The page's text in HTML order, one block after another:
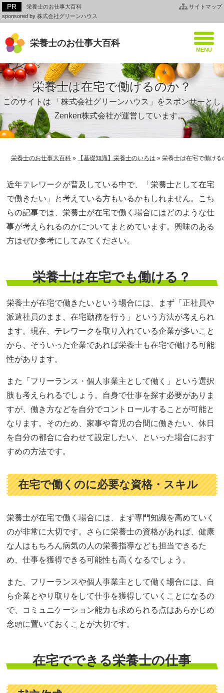
栄養士のお仕事大百科
sponsored by 株式会社グリーンハウス
サイトマップ
栄養士のお仕事大百科
栄養士は在宅で働けるのか？
このサイトは 「株式会社グリーンハウス」をスポンサーとし
て、Zenken株式会社が運営しています。
栄養士のお仕事大百科 » 【基礎知識】栄養士のいろは »栄養士は在宅で働ける
近年テレワークが普及している中で、「栄養士として在宅
で働きたい」と考えている方もいるかもしれません。こち
らの記事では、栄養士が在宅で働く場合にはどのような仕
事が考えられるのかについてまとめています。興味のある
方はぜひ参考にしてみてください。
栄養士は在宅でも働ける？
栄養士が在宅で働きたいという場合には、まず「正社員や
派遣社員のまま、在宅勤務を行う」という方法が考えられ
ます。現在、テレワークを取り入れている企業が多いこと
から、そういった企業であれば栄養士も在宅で働ける可能
性があります。
また「フリーランス・個人事業主として働く」という選択
肢も考えられるでしょう。自身で仕事を探す必要がありま
すが、働き方などを自分でコントロールすることが可能と
なります。そのため、家事や育児の合間に働きたい、休日
を自分の都合に合わせて設定したい、といった場合におす
すめの方法です。
在宅で働くのに必要な資格・スキル
栄養士が在宅で働く場合には、まず専門知識を高めていく
のが非常に大切です。さらに栄養士の資格があれば、健康
な人はもちろん病気の人の栄養指導なども担当できるた
め、仕事を獲得できる可能性も高くなるでしょう。
また、フリーランスや個人事業主として働く場合には、自
ら企業とやり取りをして仕事を獲得していくことになるの
で、コミュニケーション能力も求められる点はあらかじめ
念頭に置いておくことが大切です。
在宅でできる栄養士の仕事